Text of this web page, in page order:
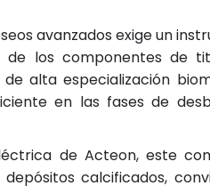
avanzados exige un
los componentes de
alta especialización
en las fases de
de Acteon, este
calcificados,